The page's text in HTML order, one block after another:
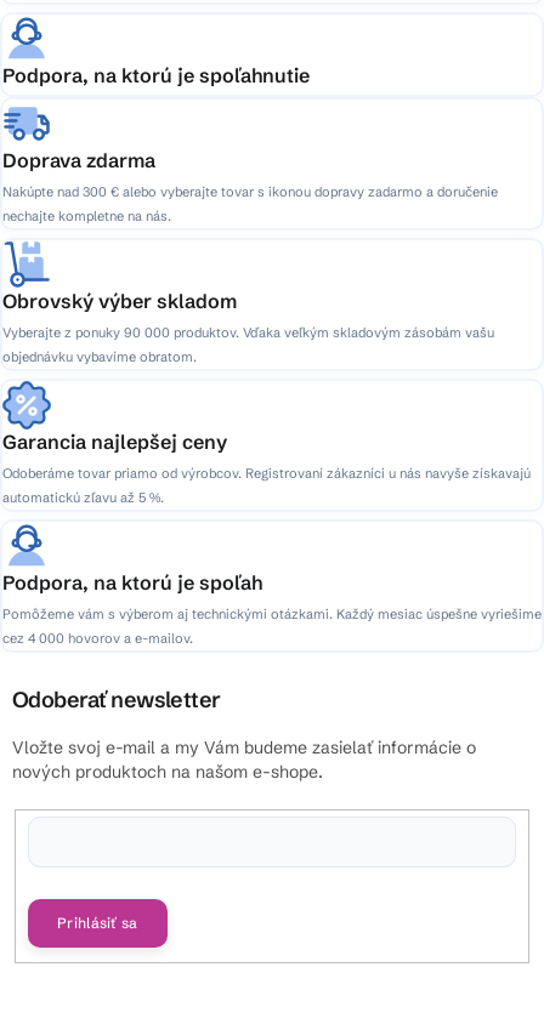
Podpora, na ktorú je spoľahnutie
Doprava zdarma
Nakúpte nad 300 € alebo vyberajte tovar s ikonou dopravy zadarmo a doručenie
nechajte kompletne na nás.
Obrovský výber skladom
Vyberajte z ponuky 90 000 produktov. Vďaka veľkým skladovým zásobám vašu
objednávku vybavíme obratom.
Garancia najlepšej ceny
Odoberáme tovar priamo od výrobcov. Registrovaní zákazníci u nás navyše získavajú
automatickú zľavu až 5 %.
Podpora, na ktorú je spoľah
Pomôžeme vám s výberom aj technickými otázkami. Každý mesiac úspešne vyriešime
cez 4 000 hovorov a e-mailov.
Odoberať newsletter
Vložte svoj e-mail a my Vám budeme zasielať informácie o
nových produktoch na našom e-shope.
Prihlásiť sa